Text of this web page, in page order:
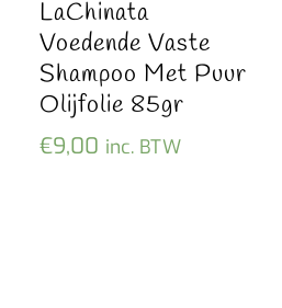
LaChinata
Voedende Vaste
Shampoo Met Puur
Olijfolie 85gr
€9,00 inc. BTW